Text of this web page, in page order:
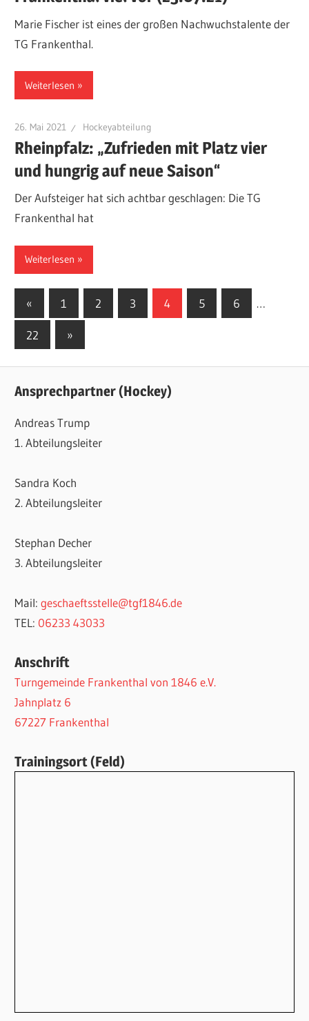
Marie Fischer ist eines der großen Nachwuchstalente der
TG Frankenthal.
Weiterlesen
26. Mai 2021 Hockeyabteilung
Rheinpfalz: „Zufrieden mit Platz vier
und hungrig auf neue Saison“
Der Aufsteiger hat sich achtbar geschlagen: Die TG
Frankenthal hat
Weiterlesen
Seitennummerierung
der
Beiträge
« Vorherige
Beiträge
1 2 3 4 5 6 …
22
Nächste
Beiträge
»
Ansprechpartner (Hockey)
Andreas Trump
1. Abteilungsleiter
Sandra Koch
2. Abteilungsleiter
Stephan Decher
3. Abteilungsleiter
Mail:geschaeftsstelle@tgf1846.de
TEL: 06233 43033
Anschrift
Turngemeinde Frankenthal von 1846 e.V.
Jahnplatz 6
67227 Frankenthal
Trainingsort (Feld)